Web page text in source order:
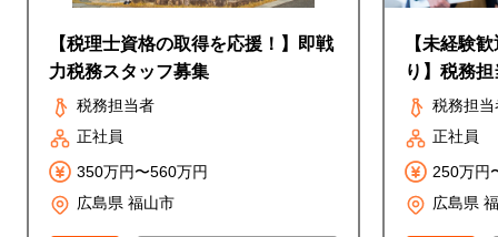
【税理士資格の取得を応援！】即戦
力税務スタッフ募集
税務担当者
正社員
350万円〜560万円
広島県 福山市
【未経験
り】税務担
税務担当
正社員
250万円
広島県